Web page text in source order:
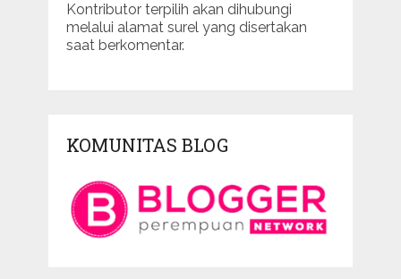
Kontributor terpilih akan dihubungi
melalui alamat surel yang disertakan
saat berkomentar.
KOMUNITAS BLOG